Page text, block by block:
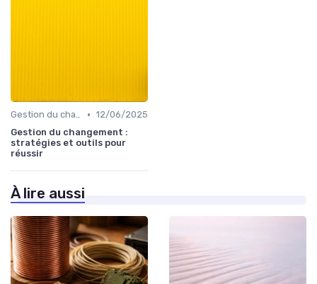
Gestion du changement • 12/06/2025
Gestion du changement :
stratégies et outils pour
réussir
À lire aussi